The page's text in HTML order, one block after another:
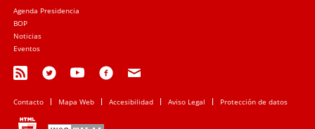
Agenda Presidencia
BOP
Noticias
Eventos
Contacto Mapa Web Accesibilidad Aviso Legal Protección de datos